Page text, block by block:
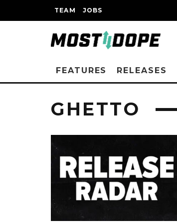
TEAM JOBS
FEATURES RELEASES
GHETTO